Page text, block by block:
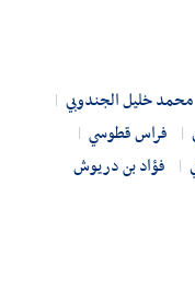
محمد خليل الجندوبي
فراس قطوسي
فؤاد بن دريوش